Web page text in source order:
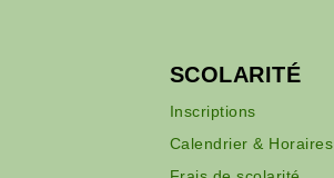
SCOLARITÉ
Inscriptions
Calendrier & Horaires